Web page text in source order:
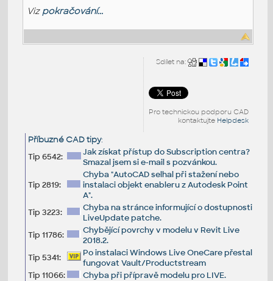
Viz pokračování...
Sdílet na:
Pro technickou podporu CAD
kontaktujte Helpdesk
Příbuzné CAD tipy:
Tip 6542:
Jak získat přístup do Subscription centra?
Smazal jsem si e-mail s pozvánkou.
Tip 2819:
Chyba "AutoCAD selhal při stažení nebo
instalaci objekt enableru z Autodesk Point
A".
Tip 3223:
Chyba na stránce informující o dostupnosti
LiveUpdate patche.
Tip 11786:
Chybějící povrchy v modelu v Revit Live
2018.2.
Tip 5341:
Po instalaci Windows Live OneCare přestal
fungovat Vault/Productstream
Tip 11066:
Chyba při přípravě modelu pro LIVE.